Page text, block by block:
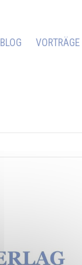
BLOG VORTRÄGE